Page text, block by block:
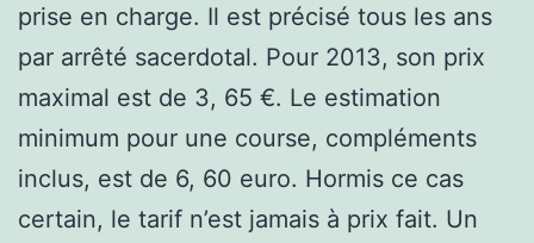
prise en charge. Il est précisé tous les ans
par arrêté sacerdotal. Pour 2013, son prix
maximal est de 3, 65 €. Le estimation
minimum pour une course, compléments
inclus, est de 6, 60 euro. Hormis ce cas
certain, le tarif n’est jamais à prix fait. Un